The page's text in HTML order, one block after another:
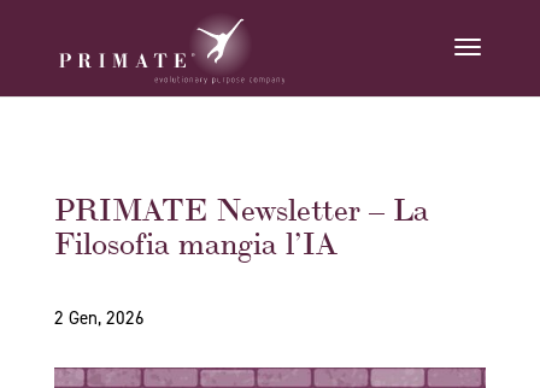
PRIMATE Newsletter – La
Filosofia mangia l’IA
2 Gen, 2026